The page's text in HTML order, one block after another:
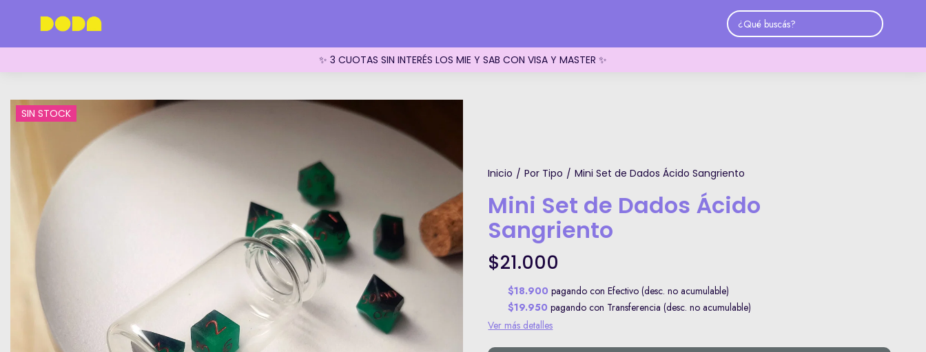
✨ 3 CUOTAS SIN INTERÉS LOS MIE Y SAB CON VISA Y MASTER ✨
SIN STOCK
Inicio / Por Tipo / Mini Set de Dados Ácido Sangriento
Mini Set de Dados Ácido
Sangriento
$21.000
$18.900 pagando con Efectivo (desc. no acumulable)
$19.950 pagando con Transferencia (desc. no acumulable)
Ver más detalles